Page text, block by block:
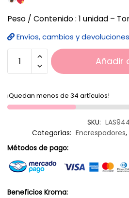
Peso / Contenido : 1 unidad –
Envíos, cambios y devoluciones
Añadir
¡Quedan menos de 34 artículos!
SKU:
Categorías: Encrespadores,
Métodos de pago:
Beneficios Kroma: